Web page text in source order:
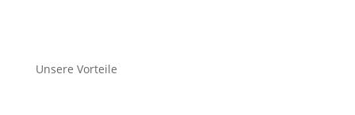
Unsere Vorteile